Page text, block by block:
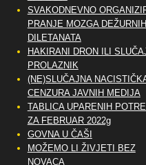
SVAKODNEVNO
PRANJE MOZGA DEŽURNIH
DILETANATA
HAKIRANI DRON ILI
PROLAZNIK
(NE)SLUČAJNA
CENZURA JAVNIH MEDIJA
TABLICA UPARENIH
ZA FEBRUAR 2022g
GOVNA U ČAŠI
MOŽEMO LI ŽIVJETI BEZ
NOVACA